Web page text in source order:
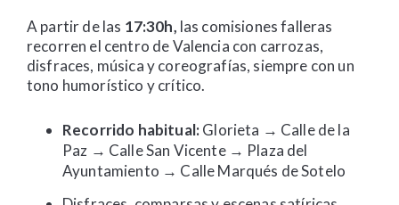
A partir de las 17:30h, las comisiones falleras
recorren el centro de Valencia con carrozas,
disfraces, música y coreografías, siempre con un
tono humorístico y crítico.
Recorrido habitual:Glorieta → Calle de la
Paz → Calle San Vicente → Plaza del
Ayuntamiento → Calle Marqués de Sotelo